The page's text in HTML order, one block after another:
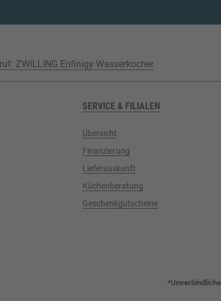
ZWILLING Enfinigy Wasserkocher
SERVICE & FILIALEN
Übersicht
Finanzierung
Lieferauskunft
Küchenberatung
Geschenkgutscheine